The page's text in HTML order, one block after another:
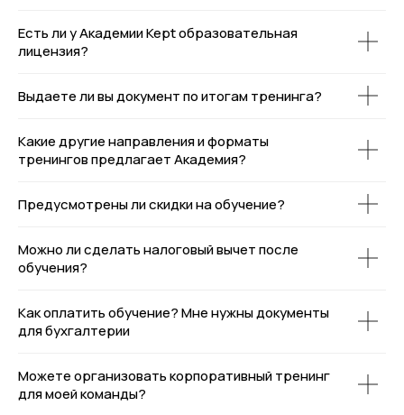
Есть ли у Академии Kept образовательная
лицензия?
Выдаете ли вы документ по итогам тренинга?
Какие другие направления и форматы
тренингов предлагает Академия?
Предусмотрены ли скидки на обучение?
Можно ли сделать налоговый вычет после
обучения?
Как оплатить обучение? Мне нужны документы
для бухгалтерии
Можете организовать корпоративный тренинг
для моей команды?